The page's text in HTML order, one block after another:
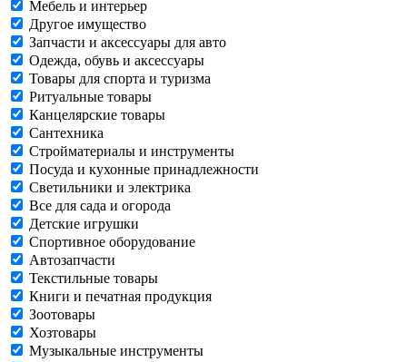
Мебель и интерьер
Другое имущество
Запчасти и аксессуары для авто
Одежда, обувь и аксессуары
Товары для спорта и туризма
Ритуальные товары
Канцелярские товары
Сантехника
Стройматериалы и инструменты
Посуда и кухонные принадлежности
Светильники и электрика
Все для сада и огорода
Детские игрушки
Спортивное оборудование
Автозапчасти
Текстильные товары
Книги и печатная продукция
Зоотовары
Хозтовары
Музыкальные инструменты